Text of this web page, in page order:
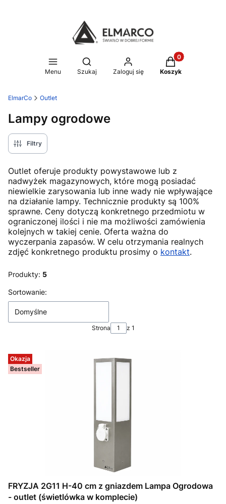
Menu
Otwórz wyszukiwarkę
Szukaj Zaloguj się
Produkty w
Koszyk
ElmarCo Outlet
Lampy ogrodowe
Filtry
Outlet oferuje produkty powystawowe lub z
nadwyżek magazynowych, które mogą posiadać
niewielkie zarysowania lub inne wady nie wpływające
na działanie lampy. Technicznie produkty są 100%
sprawne. Ceny dotyczą konkretnego przedmiotu w
ograniczonej ilości i nie ma możliwości zamówienia
kolejnych w takiej cenie. Oferta ważna do
wyczerpania zapasów. W celu otrzymania realnych
zdjęć konkretnego produktu prosimy o kontakt.
Produkty: 5
Lista produktów
Sortowanie:
Domyślne
Strona z 1
Okazja
Bestseller
FRYZJA 2G11 H-40 cm z gniazdem Lampa Ogrodowa
- outlet (świetlówka w komplecie)